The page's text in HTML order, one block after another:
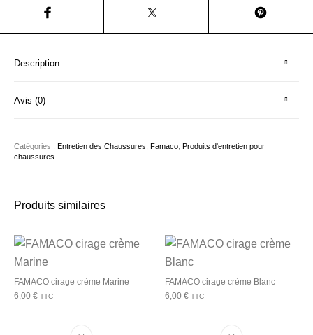
Description
Avis (0)
Catégories : Entretien des Chaussures Famaco
Produits d'entretien pour
chaussures
Produits similaires
FAMACO cirage crème Marine
6,00€ TTC
FAMACO cirage crème Blanc
6,00 € TTC